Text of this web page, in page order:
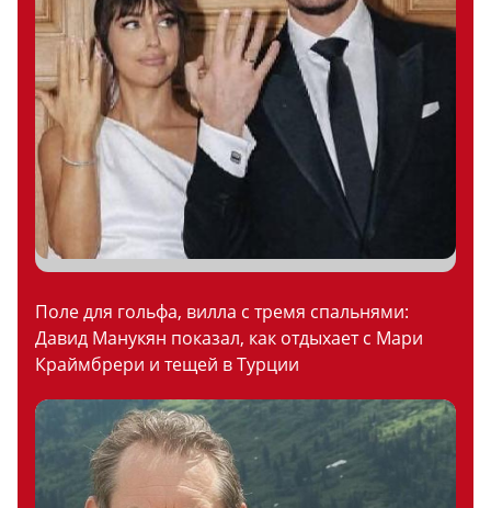
Поле для гольфа, вилла с тремя спальнями:
Давид Манукян показал, как отдыхает с Мари
Краймбрери и тещей в Турции